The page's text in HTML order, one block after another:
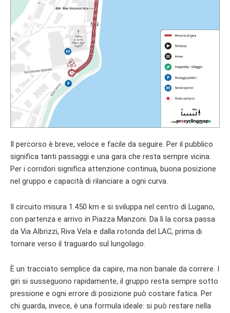
Il percorso è breve, veloce e facile da seguire. Per il pubblico
significa tanti passaggi e una gara che resta sempre vicina.
Per i corridori significa attenzione continua, buona posizione
nel gruppo e capacità di rilanciare a ogni curva.
Il circuito misura 1.450 km e si sviluppa nel centro di Lugano,
con partenza e arrivo in Piazza Manzoni. Da lì la corsa passa
da Via Albrizzi, Riva Vela e dalla rotonda del LAC, prima di
tornare verso il traguardo sul lungolago.
È un tracciato semplice da capire, ma non banale da correre. I
giri si susseguono rapidamente, il gruppo resta sempre sotto
pressione e ogni errore di posizione può costare fatica. Per
chi guarda, invece, è una formula ideale: si può restare nella